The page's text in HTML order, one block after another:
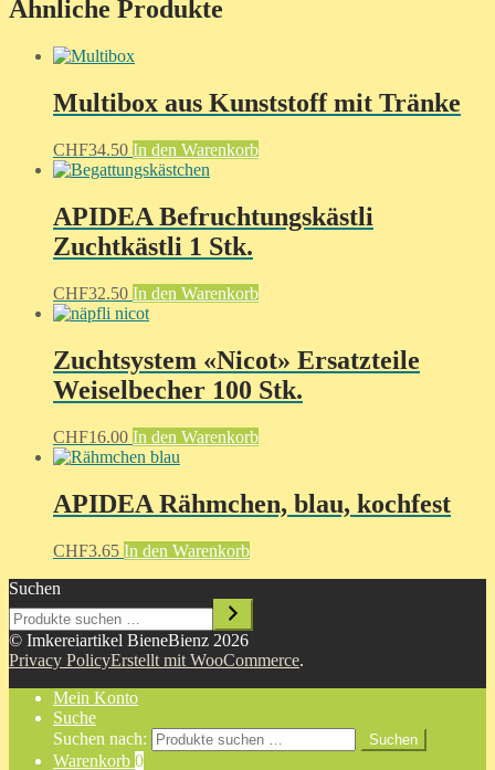
Ähnliche Produkte
Multibox aus Kunststoff mit Tränke
CHF34.50 In den Warenkorb
APIDEA Befruchtungskästli
Zuchtkästli 1 Stk.
CHF32.50 In den Warenkorb
Zuchtsystem «Nicot» Ersatzteile
Weiselbecher 100 Stk.
CHF16.00 In den Warenkorb
APIDEA Rähmchen, blau, kochfest
CHF3.65 In den Warenkorb
Suchen
© Imkereiartikel BieneBienz 2026
Privacy PolicyErstellt mit WooCommerce.
Mein Konto
Suche
Suchen nach:
Suchen
Warenkorb 0